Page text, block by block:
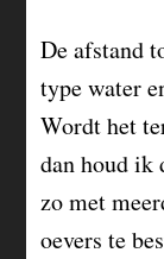
De afstand
type water
Wordt het
dan houd ik
zo met
oevers te